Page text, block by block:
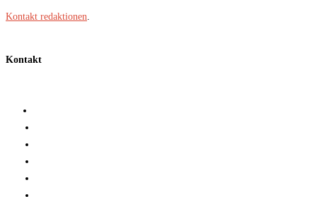
Kontakt redaktionen
Kontakt